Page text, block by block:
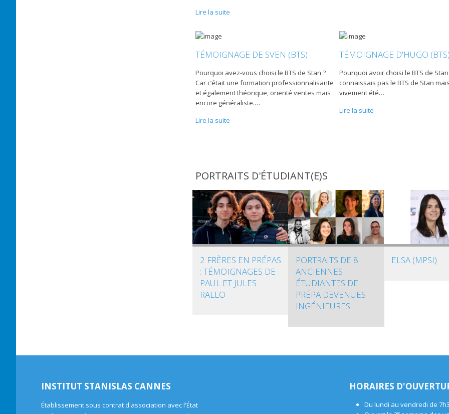
Lire la suite
TÉMOIGNAGE DE SVEN (BTS)
Pourquoi avez-vous choisi le BTS de Stan ?
Car c’était une formation professionnalisante
et également théorique, orienté ventes mais
encore généraliste.…
Lire la suite
TÉMOIGNAGE D'HUGO (BTS)
Pourquoi avoir choisi le BTS de Stan
connaissais pas le BTS de Stan mais
vivement été…
Lire la suite
PORTRAITS D'ÉTUDIANT(E)S
2 FRÈRES EN PRÉPAS
: TÉMOIGNAGES DE
PAUL ET JULES
RALLO
PORTRAITS DE 8
ANCIENNES
ÉTUDIANTES DE
PRÉPA DEVENUES
INGÉNIEURES
ELSA (MPSI)
INSTITUT STANISLAS CANNES
Établissement sous contrat d'association avec l'État
HORAIRES
Du lundi au vendredi de